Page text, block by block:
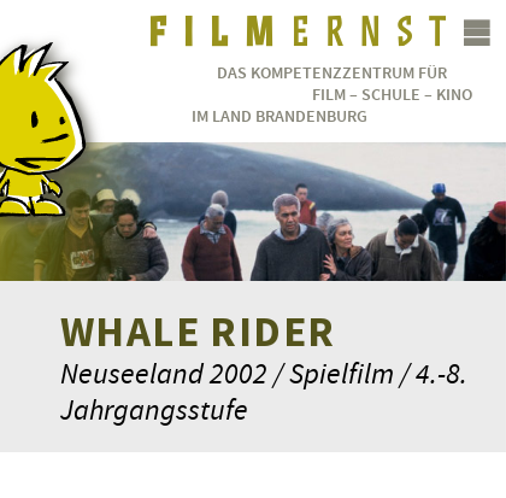
DAS KOMPETENZZENTRUM FÜR
FILM – SCHULE – KINO
IM LAND BRANDENBURG
WHALE RIDER
Neuseeland 2002 / Spielfilm / 4.-8.
Jahrgangsstufe